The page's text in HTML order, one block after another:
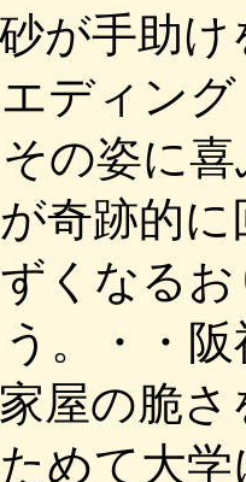
が手助
ディン
の姿に
奇跡的
くなる
。・・
屋の脆
めて大